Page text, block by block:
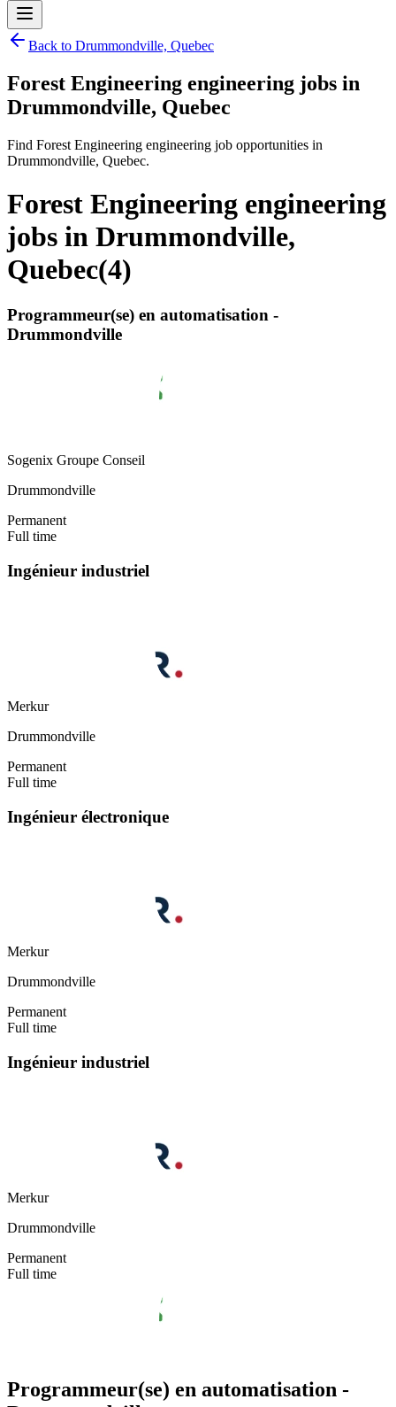
Back to Drummondville, Quebec
Forest Engineering engineering jobs in
Drummondville, Quebec
Find Forest Engineering engineering job opportunities in
Drummondville, Quebec.
Forest Engineering engineering
jobs in Drummondville,
Quebec(4)
Programmeur(se) en automatisation -
Drummondville
Sogenix Groupe Conseil
Drummondville
Permanent
Full time
Ingénieur industriel
Merkur
Drummondville
Permanent
Full time
Ingénieur électronique
Merkur
Drummondville
Permanent
Full time
Ingénieur industriel
Merkur
Drummondville
Permanent
Full time
Programmeur(se) en automatisation -